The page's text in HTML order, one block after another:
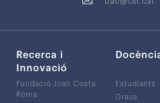
Recerca i
Innovació
Fundació Joan Costa
Roma
Estudiants
Graus